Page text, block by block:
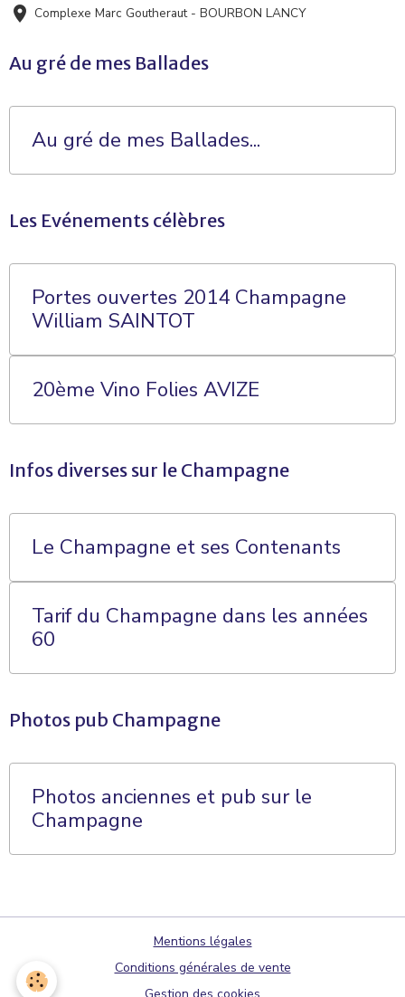
Complexe Marc Goutheraut - BOURBON LANCY
Au gré de mes Ballades
Au gré de mes Ballades...
Les Evénements célèbres
Portes ouvertes 2014 Champagne
William SAINTOT
20ème Vino Folies AVIZE
Infos diverses sur le Champagne
Le Champagne et ses Contenants
Tarif du Champagne dans les années
60
Photos pub Champagne
Photos anciennes et pub sur le
Champagne
Mentions légales
Conditions générales de vente